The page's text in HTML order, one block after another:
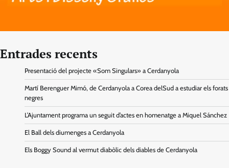
Entrades recents
Presentació del projecte «Som Singulars» a Cerdanyola
Martí Berenguer Mimó, de Cerdanyola a Corea delSud a estudiar els forats
negres
L’Ajuntament programa un seguit d’actes en homenatge a Miquel Sánchez
El Ball dels diumenges a Cerdanyola
Els Boggy Sound al vermut diabòlic dels diables de Cerdanyola